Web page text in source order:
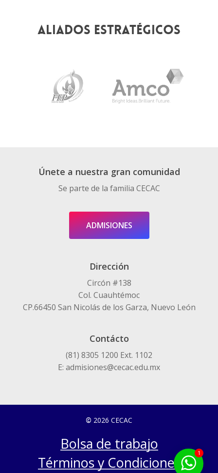
Aliados Estratégicos
Únete a nuestra gran comunidad
Se parte de la familia CECAC
ADMISIONES
Dirección
Circón #138
Col. Cuauhtémoc
CP.66450 San Nicolás de los Garza, Nuevo León
Contácto
(81) 8305 1200 Ext. 1102
E: admisiones@cecac.edu.mx
© 2026 CECAC
Bolsa de trabajo
Términos y Condiciones
1